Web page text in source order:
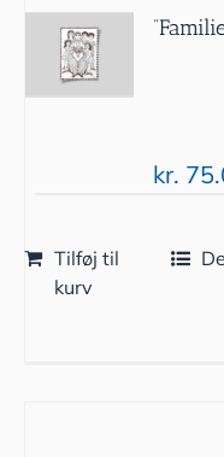
kr.
Tilføj til
kurv